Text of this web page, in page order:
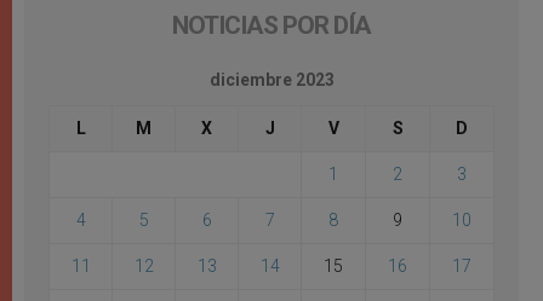
NOTICIAS POR DÍA
diciembre 2023
L M X J V S D
1 2 3
4 5 6 7 8 9 10
11 12 13 14 15 16 17